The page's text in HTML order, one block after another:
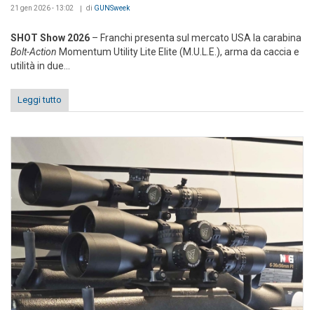
21 gen 2026 - 13:02 di GUNSweek
SHOT Show 2026 – Franchi presenta sul mercato USA la carabina
Bolt-Action Momentum Utility Lite Elite (M.U.L.E.), arma da caccia e
utilità in due...
Leggi tutto